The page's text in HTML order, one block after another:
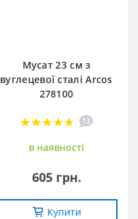
Мусат 23 см з
вуглецевої сталі Arcos
278100
13
в наявностi
605 грн.
Купити